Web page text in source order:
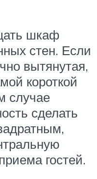
шкаф
стен. Если
вытянутая,
короткой
случае
сделать
гостей.